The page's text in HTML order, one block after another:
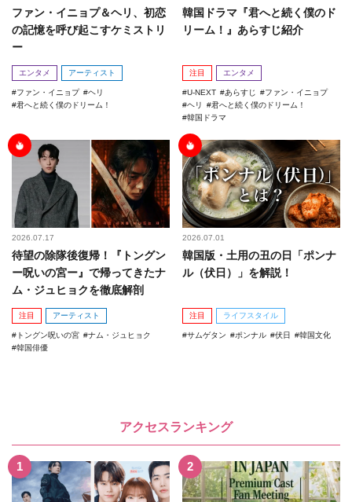
ファン・イニョプ＆ヘリ、初恋
の記憶を呼び起こすケミストリ
ー
エンタメ アーティスト
ファン・イニョプ
ヘリ
君へと続く僕のドリーム！
韓国ドラマ『君へと続く僕のド
リーム！』あらすじ紹介
注目 エンタメ
U-NEXT あらすじ
ファン・イニョプ
ヘリ
君へと続く僕のドリーム！
韓国ドラマ
2026.07.17
待望の除隊後復帰！『トングン
ー呪いの宮ー』で帰ってきたナ
ム・ジュヒョクを徹底解剖
注目 アーティスト
トングン呪いの宮
ナム・ジュヒョク
韓国俳優
2026.07.01
韓国版・土用の丑の日「ポンナ
ル（伏日）」を解説！
注目 ライフスタイル
サムゲタン ポンナル 伏日 韓国文化
アクセスランキング